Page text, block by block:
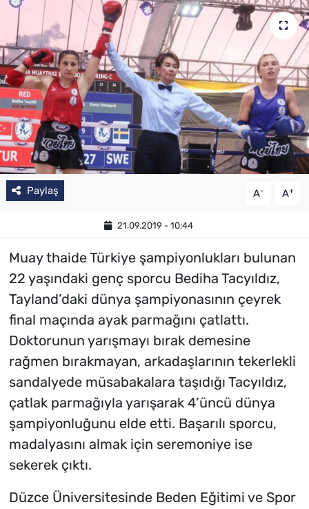
Paylaş A- A+
21.09.2019 - 10:44
Muay thaide Türkiye şampiyonlukları bulunan
22 yaşındaki genç sporcu Bediha Tacyıldız,
Tayland’daki dünya şampiyonasının çeyrek
final maçında ayak parmağını çatlattı.
Doktorunun yarışmayı bırak demesine
rağmen bırakmayan, arkadaşlarının tekerlekli
sandalyede müsabakalara taşıdığı Tacyıldız,
çatlak parmağıyla yarışarak 4’üncü dünya
şampiyonluğunu elde etti. Başarılı sporcu,
madalyasını almak için seremoniye ise
sekerek çıktı.
Düzce Üniversitesinde Beden Eğitimi ve Spor